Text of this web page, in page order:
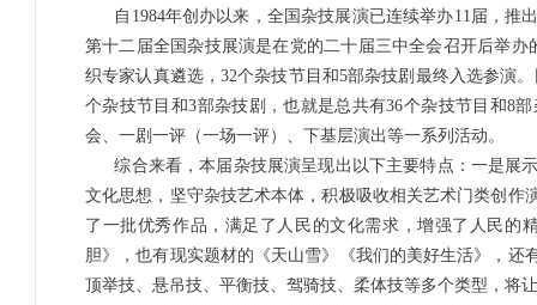
自1984年创办以来，全国杂技展演已连续举办11届，
第十二届全国杂技展演是在党的二十届三中全会召开后举
织专家认真遴选，32个杂技节目和5部杂技剧最终入选参演
个杂技节目和3部杂技剧，也就是总共有36个杂技节目和8
会、一剧一评（一场一评）、下基层演出等一系列活动。
综合来看，本届杂技展演呈现出以下主要特点：一是展
文化思想，坚守杂技艺术本体，积极吸收相关艺术门类创
了一批优秀作品，满足了人民的文化需求，增强了人民的
胆》，也有现实题材的《天山雪》《我们的美好生活》，
顶举技、悬吊技、平衡技、驾骑技、柔体技等多个类型，将